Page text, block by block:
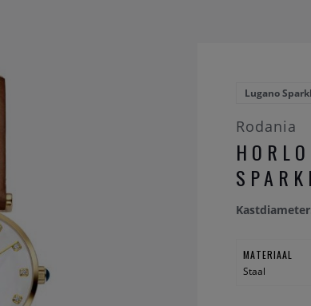
Lugano
Rodania
MATERIAAL
Staal